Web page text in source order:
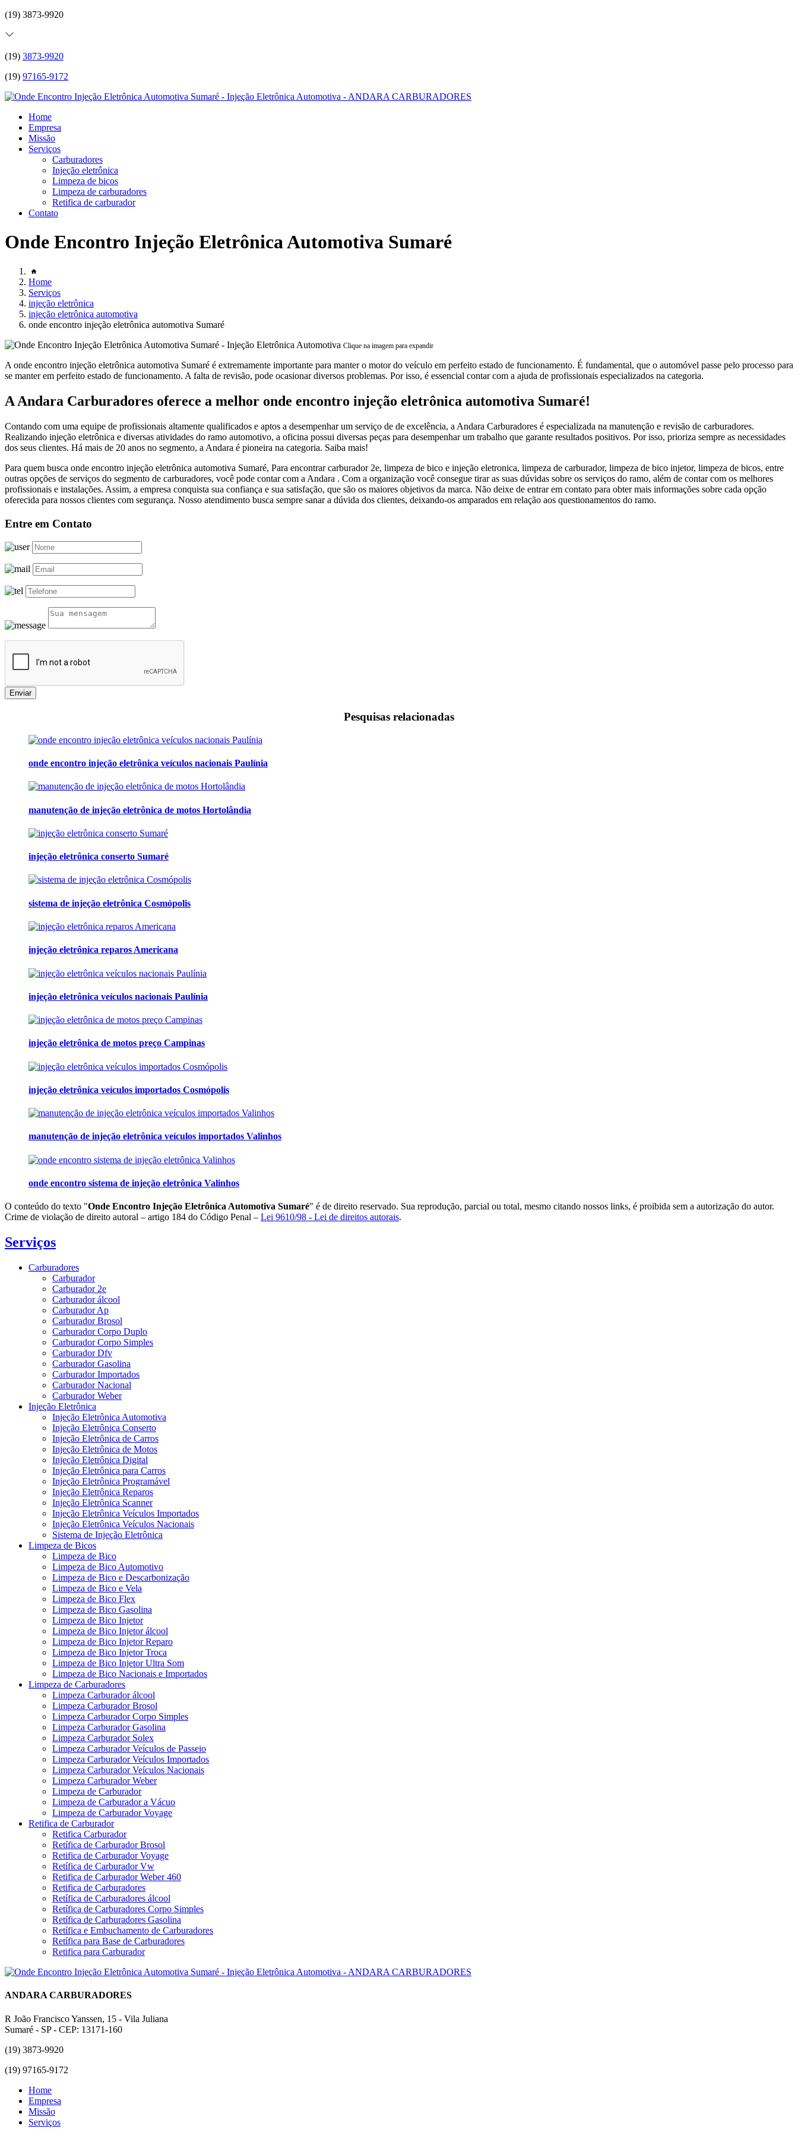
(19) 3873-9920
(19) 3873-9920
(19) 97165-9172
Home
Empresa
Missão
Serviços
Carburadores
Injeção eletrônica
Limpeza de bicos
Limpeza de carburadores
Retifica de carburador
Contato
Onde Encontro Injeção Eletrônica Automotiva Sumaré
Home
Serviços
injeção eletrônica
injeção eletrônica automotiva
onde encontro injeção eletrônica automotiva Sumaré
Clique na imagem para expandir
A onde encontro injeção eletrônica automotiva Sumaré é extremamente importante para manter o motor do veículo em perfeito estado de funcionamento. É fundamental, que o automóvel passe pelo processo para
se manter em perfeito estado de funcionamento. A falta de revisão, pode ocasionar diversos problemas. Por isso, é essencial contar com a ajuda de profissionais especializados na categoria.
A Andara Carburadores oferece a melhor onde encontro injeção eletrônica automotiva Sumaré!
Contando com uma equipe de profissionais altamente qualificados e aptos a desempenhar um serviço de de excelência, a Andara Carburadores é especializada na manutenção e revisão de carburadores.
Realizando injeção eletrônica e diversas atividades do ramo automotivo, a oficina possui diversas peças para desempenhar um trabalho que garante resultados positivos. Por isso, prioriza sempre as necessidades
dos seus clientes. Há mais de 20 anos no segmento, a Andara é pioneira na categoria. Saiba mais!
Para quem busca onde encontro injeção eletrônica automotiva Sumaré, Para encontrar carburador 2e, limpeza de bico e injeção eletronica, limpeza de carburador, limpeza de bico injetor, limpeza de bicos, entre
outras opções de serviços do segmento de carburadores, você pode contar com a Andara . Com a organização você consegue tirar as suas dúvidas sobre os serviços do ramo, além de contar com os melhores
profissionais e instalações. Assim, a empresa conquista sua confiança e sua satisfação, que são os maiores objetivos da marca. Não deixe de entrar em contato para obter mais informações sobre cada opção
oferecida para nossos clientes com segurança. Nosso atendimento busca sempre sanar a dúvida dos clientes, deixando-os amparados em relação aos questionamentos do ramo.
Entre em Contato
Enviar
Pesquisas relacionadas
onde encontro injeção eletrônica veículos nacionais Paulínia
manutenção de injeção eletrônica de motos Hortolândia
injeção eletrônica conserto Sumaré
sistema de injeção eletrônica Cosmópolis
injeção eletrônica reparos Americana
injeção eletrônica veículos nacionais Paulínia
injeção eletrônica de motos preço Campinas
injeção eletrônica veículos importados Cosmópolis
manutenção de injeção eletrônica veículos importados Valinhos
onde encontro sistema de injeção eletrônica Valinhos
O conteúdo do texto "Onde Encontro Injeção Eletrônica Automotiva Sumaré" é de direito reservado. Sua reprodução, parcial ou total, mesmo citando nossos links, é proibida sem a autorização do autor.
Crime de violação de direito autoral – artigo 184 do Código Penal – Lei 9610/98 - Lei de direitos autorais.
Serviços
Carburadores
Carburador
Carburador 2e
Carburador álcool
Carburador Ap
Carburador Brosol
Carburador Corpo Duplo
Carburador Corpo Simples
Carburador Dfv
Carburador Gasolina
Carburador Importados
Carburador Nacional
Carburador Weber
Injeção Eletrônica
Injeção Eletrônica Automotiva
Injeção Eletrônica Conserto
Injeção Eletrônica de Carros
Injeção Eletrônica de Motos
Injeção Eletrônica Digital
Injeção Eletrônica para Carros
Injeção Eletrônica Programável
Injeção Eletrônica Reparos
Injeção Eletrônica Scanner
Injeção Eletrônica Veículos Importados
Injeção Eletrônica Veículos Nacionais
Sistema de Injeção Eletrônica
Limpeza de Bicos
Limpeza de Bico
Limpeza de Bico Automotivo
Limpeza de Bico e Descarbonização
Limpeza de Bico e Vela
Limpeza de Bico Flex
Limpeza de Bico Gasolina
Limpeza de Bico Injetor
Limpeza de Bico Injetor álcool
Limpeza de Bico Injetor Reparo
Limpeza de Bico Injetor Troca
Limpeza de Bico Injetor Ultra Som
Limpeza de Bico Nacionais e Importados
Limpeza de Carburadores
Limpeza Carburador álcool
Limpeza Carburador Brosol
Limpeza Carburador Corpo Simples
Limpeza Carburador Gasolina
Limpeza Carburador Solex
Limpeza Carburador Veículos de Passeio
Limpeza Carburador Veículos Importados
Limpeza Carburador Veículos Nacionais
Limpeza Carburador Weber
Limpeza de Carburador
Limpeza de Carburador a Vácuo
Limpeza de Carburador Voyage
Retifica de Carburador
Retifica Carburador
Retífica de Carburador Brosol
Retifica de Carburador Voyage
Retífica de Carburador Vw
Retifica de Carburador Weber 460
Retifica de Carburadores
Retífica de Carburadores álcool
Retífica de Carburadores Corpo Simples
Retífica de Carburadores Gasolina
Retífica e Embuchamento de Carburadores
Retífica para Base de Carburadores
Retifica para Carburador
ANDARA CARBURADORES
R João Francisco Yanssen, 15 - Vila Juliana
Sumaré - SP - CEP: 13171-160
(19) 3873-9920
(19) 97165-9172
Home
Empresa
Missão
Serviços